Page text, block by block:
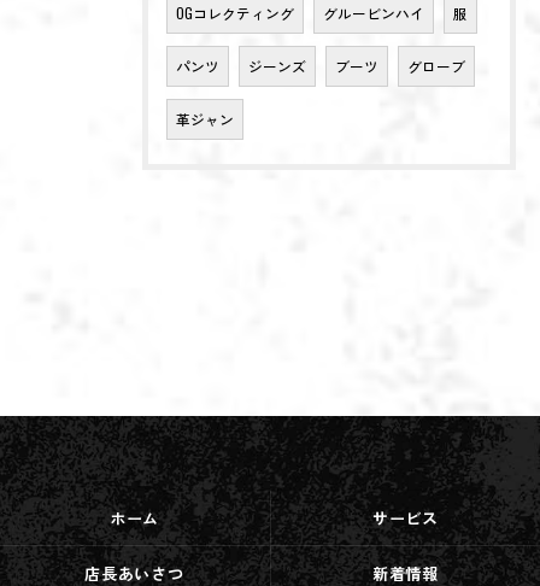
OGコレクティング グルービンハイ 服
パンツ ジーンズ ブーツ グローブ
革ジャン
ホーム サービス
店長あいさつ 新着情報